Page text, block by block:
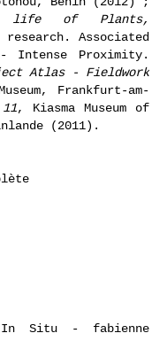
life of Plants,
Associated
Intense Proximity.
Atlas - Fieldwork
Frankfurt-am-
11, Kiasma Museum of
(2011).
Situ - fabienne